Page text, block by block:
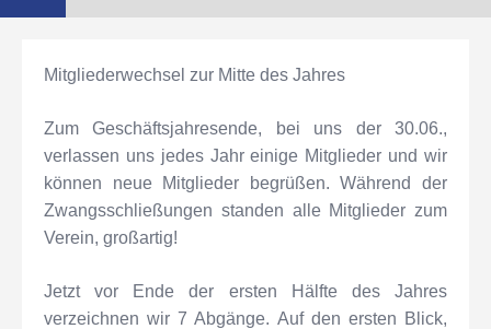
Mitgliederwechsel zur Mitte des Jahres
Zum Geschäftsjahresende, bei uns der 30.06.,
verlassen uns jedes Jahr einige Mitglieder und wir
können neue Mitglieder begrüßen. Während der
Zwangsschließungen standen alle Mitglieder zum
Verein, großartig!
Jetzt vor Ende der ersten Hälfte des Jahres
verzeichnen wir 7 Abgänge. Auf den ersten Blick,